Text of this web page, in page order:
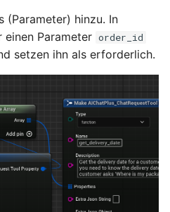
(Parameter) hinzu. In
einen Parameter order_id
setzen ihn als erforderlich.